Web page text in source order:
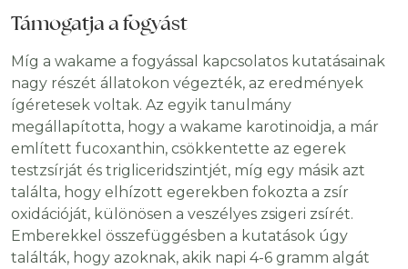
Támogatja a fogyást
Míg a wakame a fogyással kapcsolatos kutatásainak
nagy részét állatokon végezték, az eredmények
ígéretesek voltak. Az egyik tanulmány
megállapította, hogy a wakame karotinoidja, a már
említett fucoxanthin, csökkentette az egerek
testzsírját és trigliceridszintjét, míg egy másik azt
találta, hogy elhízott egerekben fokozta a zsír
oxidációját, különösen a veszélyes zsigeri zsírét.
Emberekkel összefüggésben a kutatások úgy
találták, hogy azoknak, akik napi 4-6 gramm algát